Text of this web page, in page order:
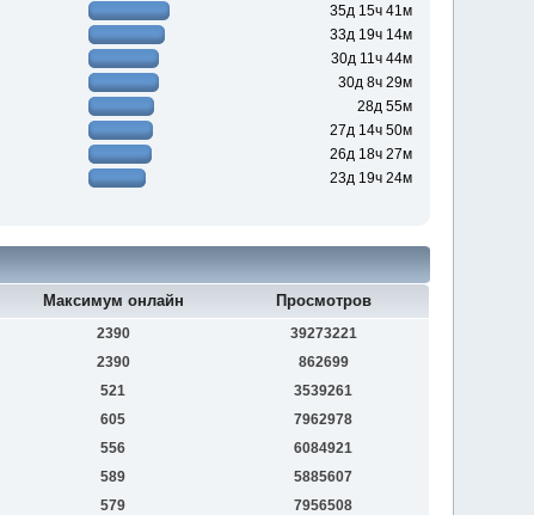
35д 15ч 41м
33д 19ч 14м
30д 11ч 44м
30д 8ч 29м
28д 55м
27д 14ч 50м
26д 18ч 27м
23д 19ч 24м
Максимум онлайн Просмотров
2390
39273221
2390
862699
521
3539261
605
7962978
556
6084921
589
5885607
579
7956508